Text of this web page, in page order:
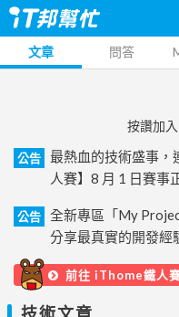
文章 問答
按讚加
公告
最熱血的技術盛事，
人賽】8 月 1 日賽事
公告
全新專區「My
分享最真實的開發經
前往 iThome鐵人